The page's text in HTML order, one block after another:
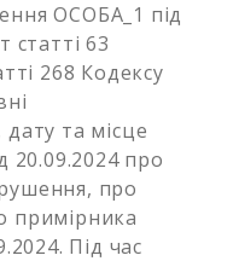
ОСОБА_1 під
статті 63
268 Кодексу
та місце
20.09.2024 про
про
примірника
Під час